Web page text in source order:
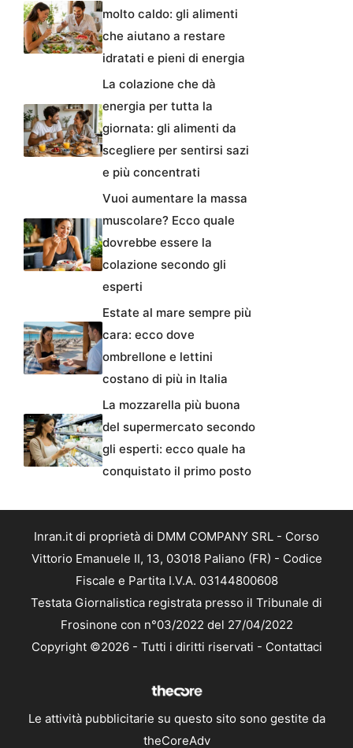
molto caldo: gli alimenti
che aiutano a restare
idratati e pieni di energia
La colazione che dà
energia per tutta la
giornata: gli alimenti da
scegliere per sentirsi sazi
e più concentrati
Vuoi aumentare la massa
muscolare? Ecco quale
dovrebbe essere la
colazione secondo gli
esperti
Estate al mare sempre più
cara: ecco dove
ombrellone e lettini
costano di più in Italia
La mozzarella più buona
del supermercato secondo
gli esperti: ecco quale ha
conquistato il primo posto
Inran.it di proprietà di DMM COMPANY SRL - Corso
Vittorio Emanuele II, 13, 03018 Paliano (FR) - Codice
Fiscale e Partita I.V.A. 03144800608
Testata Giornalistica registrata presso il Tribunale di
Frosinone con n°03/2022 del 27/04/2022
Copyright ©2026 - Tutti i diritti riservati - Contattaci
Le attività pubblicitarie su questo sito sono gestite da
theCoreAdv